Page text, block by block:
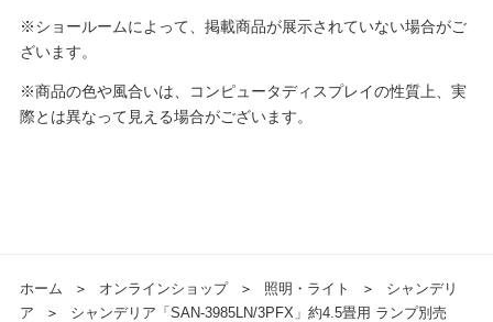
※ショールームによって、掲載商品が展示されていない場合がご
ざいます。
※商品の色や風合いは、コンピュータディスプレイの性質上、実
際とは異なって見える場合がございます。
ホーム ＞ オンラインショップ ＞ 照明・ライト ＞
シャンデリ
ア
＞ シャンデリア「SAN-3985LN/3PFX」約4.5畳用 ランプ別売